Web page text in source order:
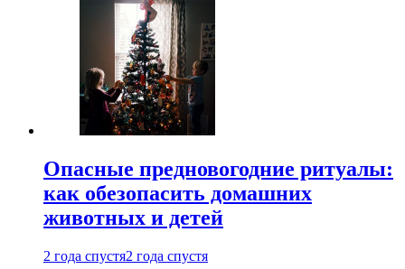
Опасные предновогодние ритуалы:
как обезопасить домашних
животных и детей
2 года спустя2 года спустя